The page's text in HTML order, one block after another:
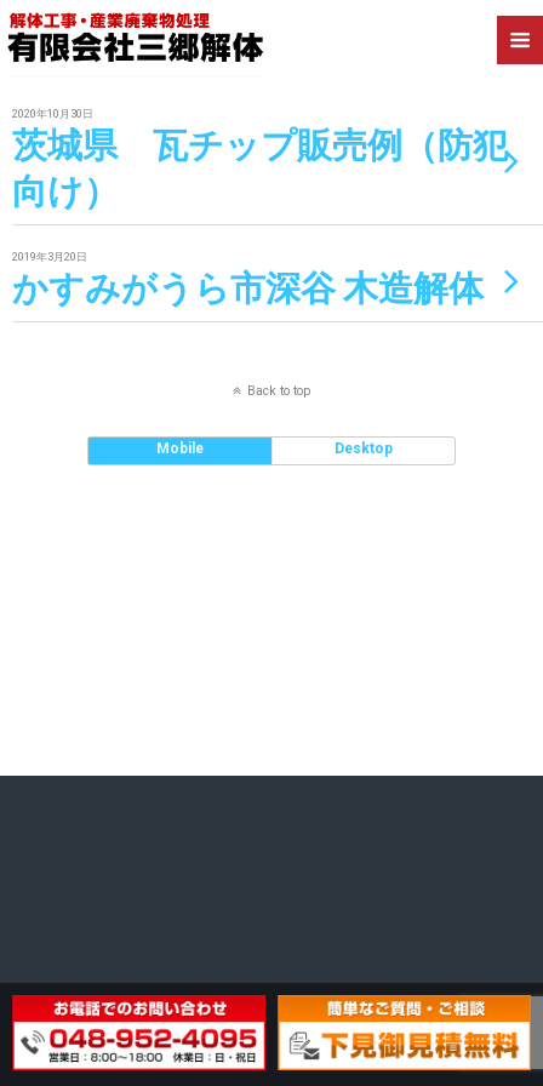
Categories ›
2020年10月30日
茨城県 瓦チップ販売例（防犯
向け）
2019年3月20日
かすみがうら市深谷 木造解体
Back to top
Mobile Desktop